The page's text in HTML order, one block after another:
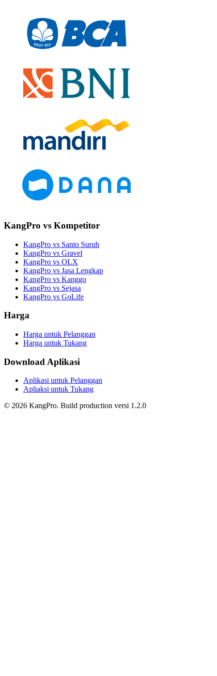
KangPro vs Kompetitor
KangPro vs Santo Suruh
KangPro vs Gravel
KangPro vs OLX
KangPro vs Jasa Lengkap
KangPro vs Kanggo
KangPro vs Sejasa
KangPro vs GoLife
Harga
Harga untuk Pelanggan
Harga untuk Tukang
Download Aplikasi
Aplikasi untuk Pelanggan
Apliaksi untuk Tukang
© 2026 KangPro. Build production versi 1.2.0